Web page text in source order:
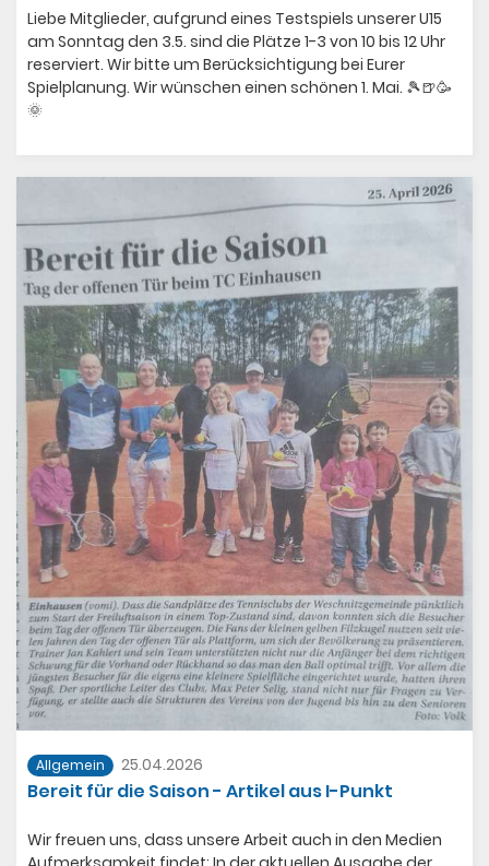
Liebe Mitglieder, aufgrund eines Testspiels unserer U15
am Sonntag den 3.5. sind die Plätze 1-3 von 10 bis 12 Uhr
reserviert. Wir bitte um Berücksichtigung bei Eurer
Spielplanung. Wir wünschen einen schönen 1. Mai. 🎾🍺🥳
🌞
Allgemein 25.04.2026
Bereit für die Saison - Artikel aus I-Punkt
Wir freuen uns, dass unsere Arbeit auch in den Medien